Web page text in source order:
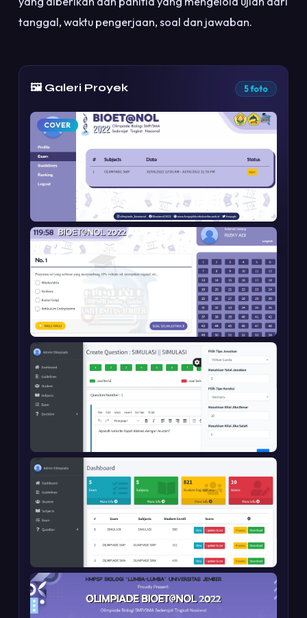
tanggal, waktu pengerjaan, soal dan jawaban.
🖼️ Galeri Proyek 5 foto
COVER